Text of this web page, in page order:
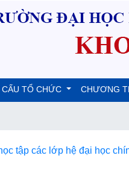
TỔ CHỨC CHƯƠNG
tập các lớp hệ đại học